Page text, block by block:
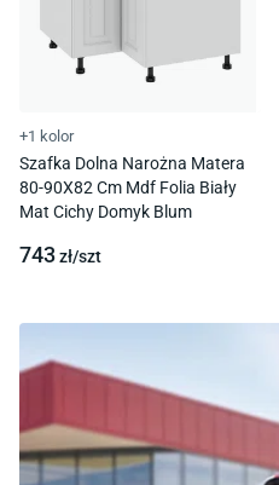
+1 kolor
Szafka Dolna Narożna Matera
80-90X82 Cm Mdf Folia Biały
Mat Cichy Domyk Blum
743zł/szt